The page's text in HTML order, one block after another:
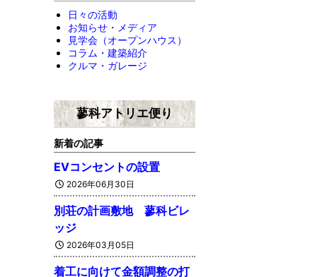
日々の活動
お知らせ・メディア
見学会（オープンハウス）
コラム・建築紹介
クルマ・ガレージ
蓼科アトリエ便り
新着の記事
EVコンセントの設置
2026年06月30日
別荘の計画敷地 蓼科ビレ
ッジ
2026年03月05日
着工に向けて金額調整の打